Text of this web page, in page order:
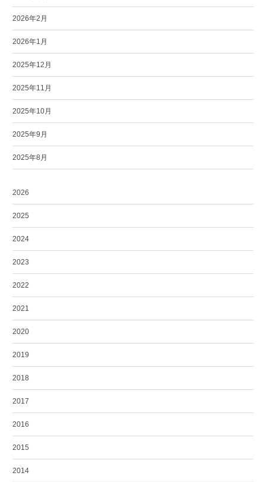
2026年2月
2026年1月
2025年12月
2025年11月
2025年10月
2025年9月
2025年8月
2026
2025
2024
2023
2022
2021
2020
2019
2018
2017
2016
2015
2014